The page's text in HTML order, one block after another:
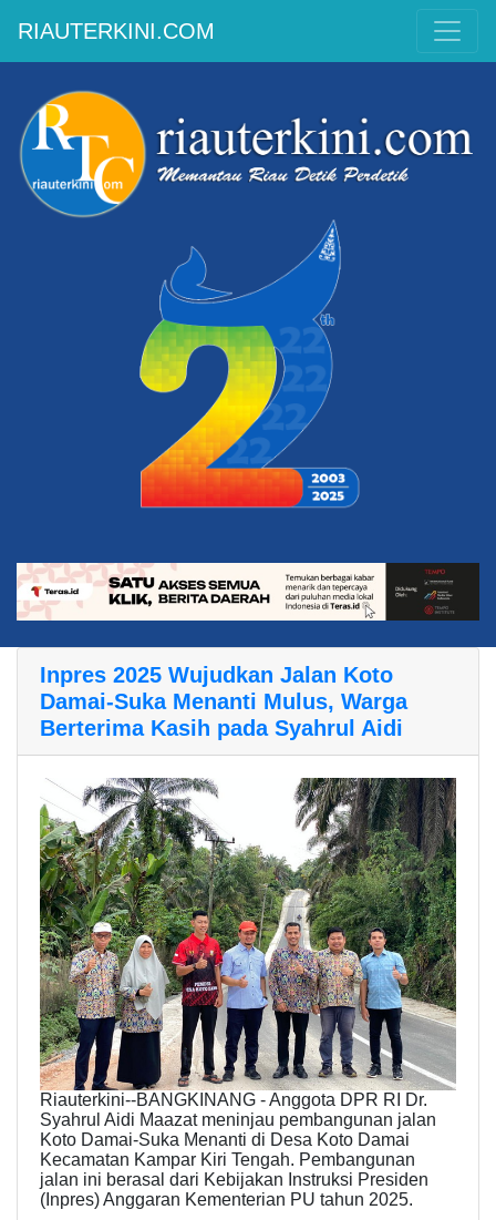
RIAUTERKINI.COM
Inpres 2025 Wujudkan Jalan Koto
Damai-Suka Menanti Mulus, Warga
Berterima Kasih pada Syahrul Aidi
Riauterkini--BANGKINANG - Anggota DPR RI Dr.
Syahrul Aidi Maazat meninjau pembangunan jalan
Koto Damai-Suka Menanti di Desa Koto Damai
Kecamatan Kampar Kiri Tengah. Pembangunan
jalan ini berasal dari Kebijakan Instruksi Presiden
(Inpres) Anggaran Kementerian PU tahun 2025.